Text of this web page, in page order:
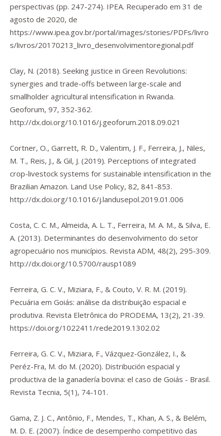
perspectivas (pp. 247-274). IPEA. Recuperado em 31 de
agosto de 2020, de
https://www.ipea.gov.br/portal/images/stories/PDFs/livro
s/livros/20170213_livro_desenvolvimentoregional.pdf
Clay, N. (2018). Seeking justice in Green Revolutions:
synergies and trade-offs between large-scale and
smallholder agricultural intensification in Rwanda.
Geoforum, 97, 352-362.
http://dx.doi.org/10.1016/j.geoforum.2018.09.021
Cortner, O., Garrett, R. D., Valentim, J. F., Ferreira, J., Niles,
M. T., Reis, J., & Gil, J. (2019). Perceptions of integrated
crop-livestock systems for sustainable intensification in the
Brazilian Amazon. Land Use Policy, 82, 841-853.
http://dx.doi.org/10.1016/j.landusepol.2019.01.006
Costa, C. C. M., Almeida, A. L. T., Ferreira, M. A. M., & Silva, E.
A. (2013). Determinantes do desenvolvimento do setor
agropecuário nos municípios. Revista ADM, 48(2), 295-309.
http://dx.doi.org/10.5700/rausp1089
Ferreira, G. C. V., Miziara, F., & Couto, V. R. M. (2019).
Pecuária em Goiás: análise da distribuição espacial e
produtiva. Revista Eletrônica do PRODEMA, 13(2), 21-39.
https://doi.org/1022411/rede2019.1302.02
Ferreira, G. C. V., Miziara, F., Vázquez-González, I., &
Peréz-Fra, M. do M. (2020). Distribución espacial y
productiva de la ganadería bovina: el caso de Goiás - Brasil.
Revista Tecnia, 5(1), 74-101.
Gama, Z. J. C., Antônio, F., Mendes, T., Khan, A. S., & Belém,
M. D. E. (2007). Índice de desempenho competitivo das